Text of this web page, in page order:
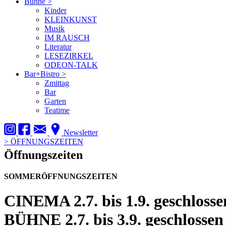
Kinder
KLEINKUNST
Musik
IM RAUSCH
Literatur
LESEZIRKEL
ODEON-TALK
Bar+Bistro >
Zmittag
Bar
Garten
Teatime
Newsletter
> ÖFFNUNGSZEITEN
Öffnungszeiten
SOMMERÖFFNUNGSZEITEN
CINEMA2.7. bis 1.9.
BÜHNE 2.7. bis 3.9. geschlossen